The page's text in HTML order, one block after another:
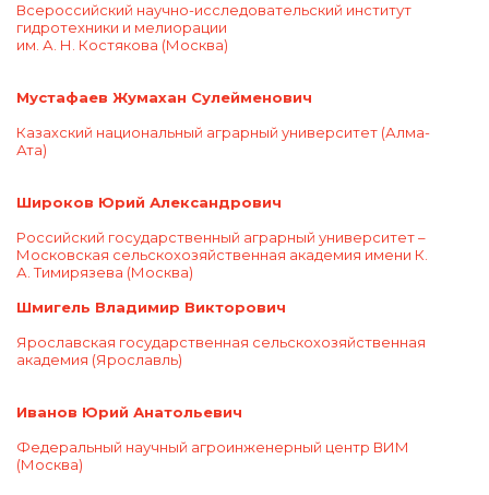
Всероссийский научно-исследовательский институт
гидротехники и мелиорации
им. А. Н. Костякова (Москва)
Мустафаев Жумахан Сулейменович
Казахский национальный аграрный университет (Алма-
Ата)
Широков Юрий Александрович
Российский государственный аграрный университет –
Московская сельскохозяйственная академия имени К.
А. Тимирязева (Москва)
Шмигель Владимир Викторович
Ярославская государственная сельскохозяйственная
академия (Ярославль)
Иванов Юрий Анатольевич
Федеральный научный агроинженерный центр ВИМ
(Москва)